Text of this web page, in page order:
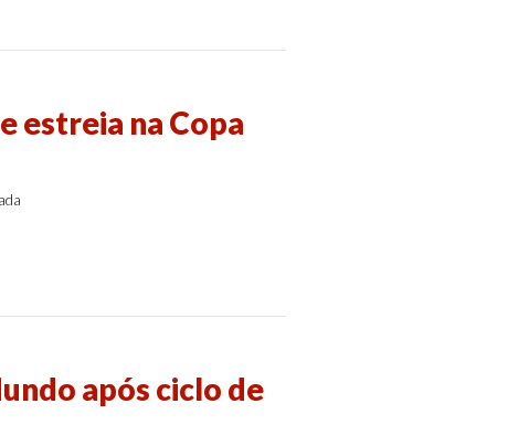
estreia na Copa
após ciclo de